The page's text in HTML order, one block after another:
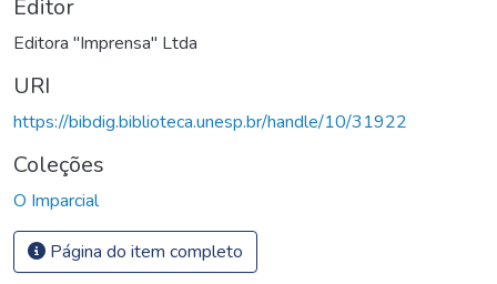
Editor
Editora "Imprensa" Ltda
URI
https://bibdig.biblioteca.unesp.br/handle/10/31922
Coleções
O Imparcial
Página do item completo